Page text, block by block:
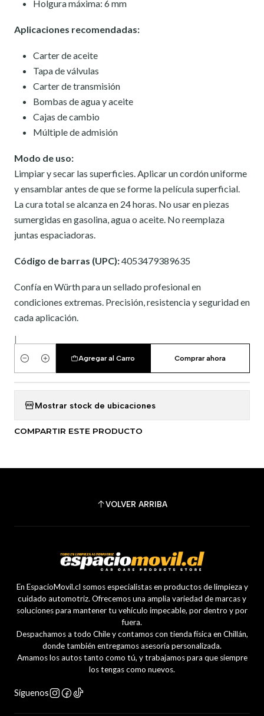
Holgura máxima: 6 mm
Aplicaciones recomendadas:
Carter de aceite
Tapa de válvulas
Carter de transmisión
Bombas de agua y aceite
Cajas de cambio
Múltiple de admisión
Modo de uso:
Limpiar y secar las superficies. Aplicar un cordón uniforme
y ensamblar antes de que se forme la película superficial.
La cura total se alcanza en 24 horas. No usar en piezas
sumergidas en gasolina, agua o aceite. No reemplaza
juntas espaciadoras.
Código de barras (UPC):4053479389635
Confía en Würth para un sellado profesional en
condiciones extremas. Precisión, resistencia y seguridad en
cada aplicación.
Cantidad
Agregar al Carro Comprar ahora
Mostrar stock de ubicaciones
COMPARTIR ESTE PRODUCTO
VOLVER ARRIBA
En EspacioMovil.cl somos especialistas en productos de limpieza y
cuidado automotriz. Ofrecemos una amplia variedad de marcas y
soluciones para mantener tu vehículo impecable, por dentro y por
fuera.
Despachamos a todo Chile y contamos con tienda física en Chillán,
donde también entregamos asesoría personalizada.
Amamos los autos tanto como tú, y trabajamos para que siempre
los tengas como nuevos.
Síguenos